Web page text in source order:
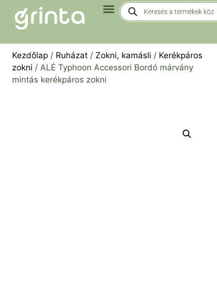
Kezdőlap / Ruházat / Zokni, kamásli / Kerékpáros
zokni / ALÉ Typhoon Accessori Bordó márvány
mintás kerékpáros zokni